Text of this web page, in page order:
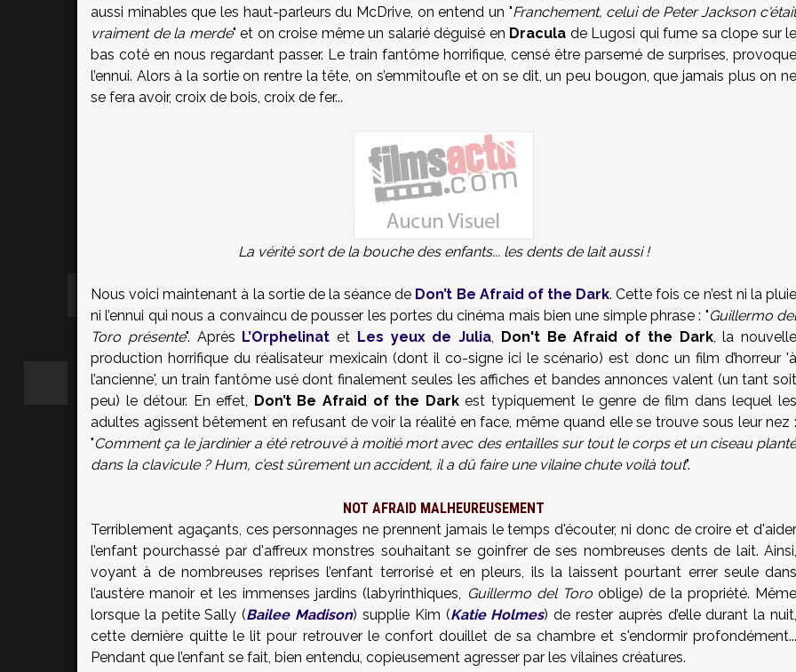
aussi minables que les haut-parleurs du McDrive, on entend un "Franchement, celui de Peter Jackson
vraiment de la merde" et on croise même un salarié déguisé en Dracula de Lugosi qui fume sa clope sur le
bas coté en nous regardant passer. Le train fantôme horrifique, censé être parsemé de surprises, provoque
l’ennui. Alors à la sortie on rentre la tête, on s’emmitoufle et on se dit, un peu bougon, que jamais plus on ne
se fera avoir, croix de bois, croix de fer...
La vérité sort de la bouche des enfants... les dents de lait aussi !
Nous voici maintenant à la sortie de la séance de Don’t Be Afraid of the Dark. Cette fois ce n’est ni la pluie
ni l’ennui qui nous a convaincu de pousser les portes du cinéma mais bien une simple phrase : "Guillermo
Toro présente". Après L’Orphelinat et Les yeux de Julia, Don't Be Afraid of the Dark, la nouvelle
production horrifique du réalisateur mexicain (dont il co-signe ici le scénario) est donc un film d’horreur 'à
l’ancienne', un train fantôme usé dont finalement seules les affiches et bandes annonces valent (un tant soit
peu) le détour. En effet, Don’t Be Afraid of the Darkest typiquement le genre de film dans lequel les
adultes agissent bêtement en refusant de voir la réalité en face, même quand elle se trouve sous leur nez :
"Comment ça le jardinier a été retrouvé à moitié mort avec des entailles sur tout le corps et un ciseau planté
dans la clavicule ? Hum, c’est sûrement un accident, il a dû faire une vilaine chute voilà tout".
NOT AFRAID MALHEUREUSEMENT
Terriblement agaçants, ces personnages ne prennent jamais le temps d'écouter, ni donc de croire et d'aider
l’enfant pourchassé par d'affreux monstres souhaitant se goinfrer de ses nombreuses dents de lait. Ainsi,
voyant à de nombreuses reprises l’enfant terrorisé et en pleurs, ils la laissent pourtant errer seule dans
l’austère manoir et les immenses jardins (labyrinthiques, Guillermo del Torooblige) de la propriété. Même
lorsque la petite Sally (Bailee Madison) supplie Kim (Katie Holmes) de rester auprès d’elle durant la nuit,
cette dernière quitte le lit pour retrouver le confort douillet de sa chambre et s'endormir profondément...
Pendant que l’enfant se fait, bien entendu, copieusement agresser par les vilaines créatures.